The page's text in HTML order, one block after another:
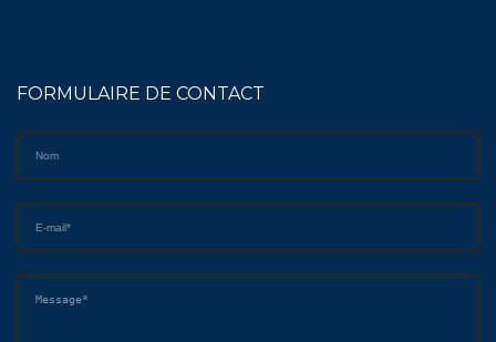
FORMULAIRE DE CONTACT